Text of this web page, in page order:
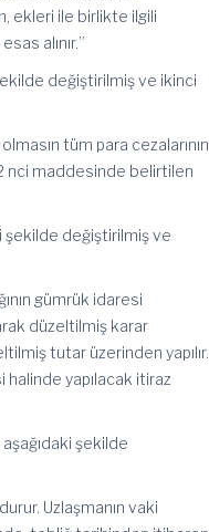
ekleri ile birlikte ilgili
alınır.”
değiştirilmiş ve ikinci
tüm para cezalarının
nci maddesinde belirtilen
şekilde değiştirilmiş ve
gümrük idaresi
düzeltilmiş karar
tutar üzerinden yapılır.
yapılacak itiraz
şekilde
Uzlaşmanın vaki